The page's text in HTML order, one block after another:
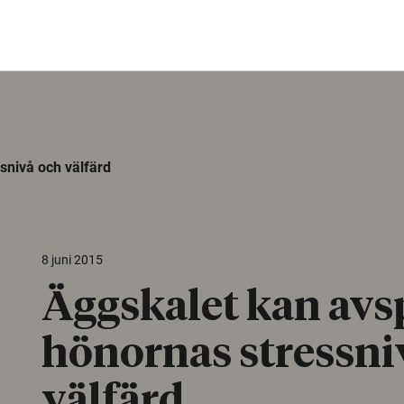
och välfärd
8 juni 2015
Äggskalet kan
hönornas